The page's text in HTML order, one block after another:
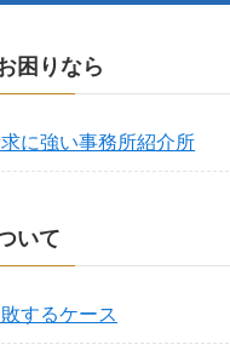
困りなら
に強い事務所紹介所
いて
するケース